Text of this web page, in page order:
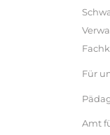
Für
Amt